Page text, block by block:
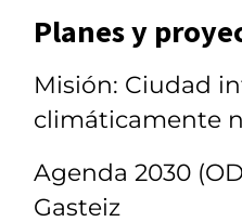
Planes y
Misión: Ciudad
climáticamente
Agenda 2030
Gasteiz